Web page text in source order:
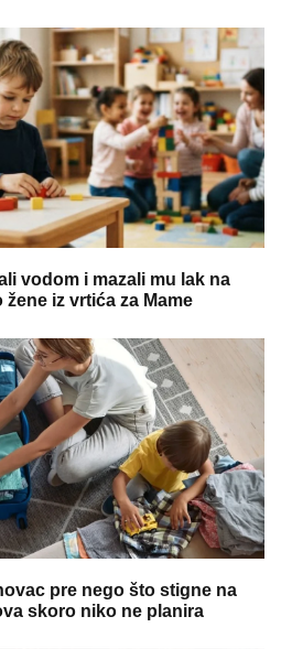
vodom i mazali mu lak na
iz vrtića za Mame
pre nego što stigne na
skoro niko ne planira